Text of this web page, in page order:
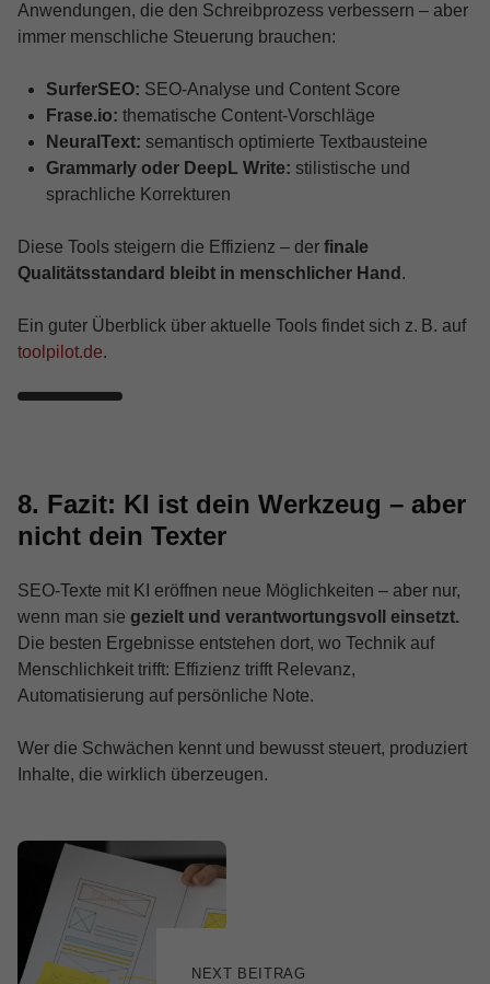
Anwendungen, die den Schreibprozess verbessern – aber
immer menschliche Steuerung brauchen:
SurferSEO: SEO-Analyse und Content Score
Frase.io: thematische Content-Vorschläge
NeuralText: semantisch optimierte Textbausteine
Grammarly oder DeepL Write: stilistische und
sprachliche Korrekturen
Diese Tools steigern die Effizienz – der finale
Qualitätsstandard bleibt in menschlicher Hand .
Ein guter Überblick über aktuelle Tools findet sich z. B. auf
toolpilot.de.
8. Fazit: KI ist dein Werkzeug – aber
nicht dein Texter
SEO-Texte mit KI eröffnen neue Möglichkeiten – aber nur,
wenn man sie gezielt und verantwortungsvoll einsetzt.
Die besten Ergebnisse entstehen dort, wo Technik auf
Menschlichkeit trifft: Effizienz trifft Relevanz,
Automatisierung auf persönliche Note.
Wer die Schwächen kennt und bewusst steuert, produziert
Inhalte, die wirklich überzeugen.
Beitragsnavigation
NEXT BEITRAG